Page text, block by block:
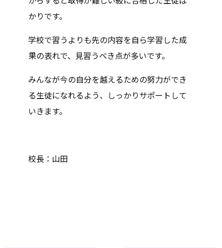
かりです。
学校で習うよりも先の内容を自ら学習した成
果の表れで、見習うべき点が多いです。
みんなが今の自分を越えるための努力ができ
る生徒になれるよう、しっかりサポートして
いきます。
校長：山田